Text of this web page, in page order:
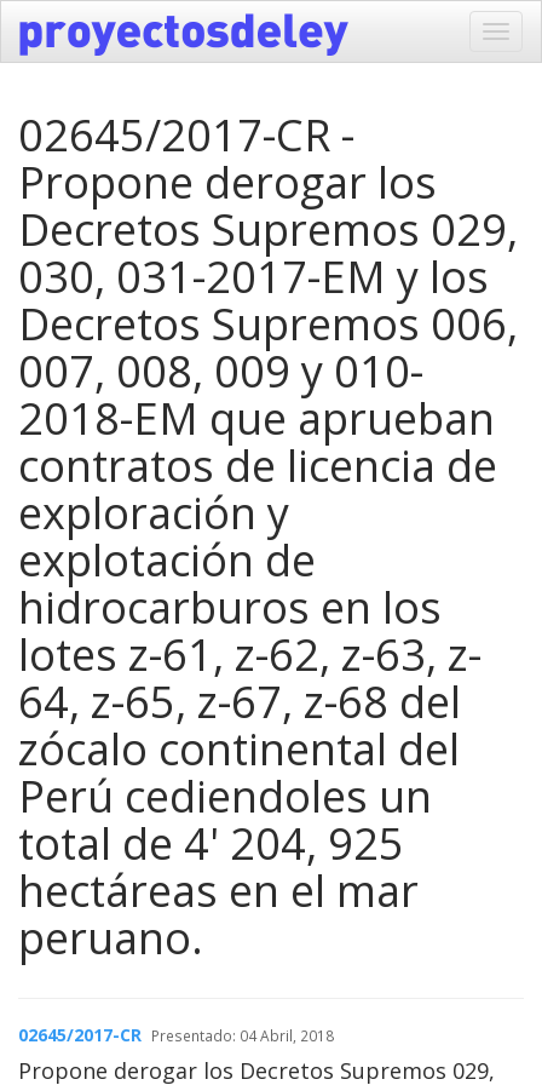
02645/2017-CR -
Propone derogar los
Decretos Supremos 029,
030, 031-2017-EM y los
Decretos Supremos 006,
007, 008, 009 y 010-
2018-EM que aprueban
contratos de licencia de
exploración y
explotación de
hidrocarburos en los
lotes z-61, z-62, z-63, z-
64, z-65, z-67, z-68 del
zócalo continental del
Perú cediendoles un
total de 4' 204, 925
hectáreas en el mar
peruano.
02645/2017-CR Presentado: 04 Abril, 2018
Propone derogar los Decretos Supremos 029,